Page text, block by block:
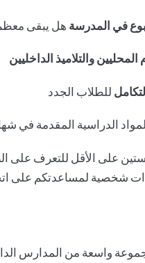
في المدرسة هل يبقى معظم
المحليين والتلاميذ الداخليين
للطلاب الجدد
الدراسية المقدمة في
على الأقل للتعرف على
شخصية لمساعدتكم على
واسعة من المدارس